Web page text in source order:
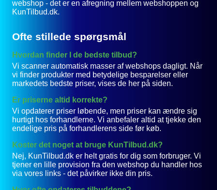
webshop - det er en afregning mellem webshoppen og
KunTilbud.dk.
Ofte stillede spørgsmål
Hvordan finder I de bedste tilbud?
Vi scanner automatisk masser af webshops dagligt. Når
vi finder produkter med betydelige besparelser eller
markedets bedste priser, vises de her på siden.
Er priserne altid korrekte?
Vi opdaterer priser løbende, men priser kan ændre sig
hurtigt hos forhandlerne. Vi anbefaler altid at tjekke den
endelige pris på forhandlerens side før køb.
Koster det noget at bruge KunTilbud.dk?
Nej, KunTilbud.dk er helt gratis for dig som forbruger. Vi
tjener en lille provision fra den webshop du handler hos
via vores links - det påvirker ikke din pris.